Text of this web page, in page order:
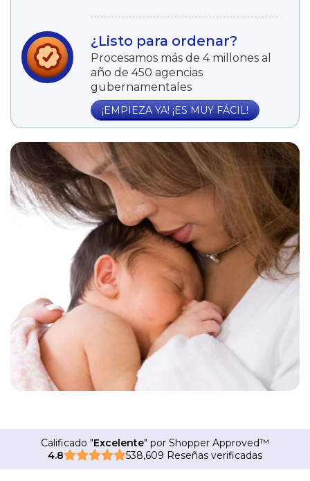
¿Listo para ordenar?
Procesamos más de 4 millones al
año de 450 agencias
gubernamentales
¡EMPIEZA YA! ¡ES MUY FÁCIL!
Calificado "Excelente" por Shopper Approved™
4.8
538,609 Reseñas verificadas